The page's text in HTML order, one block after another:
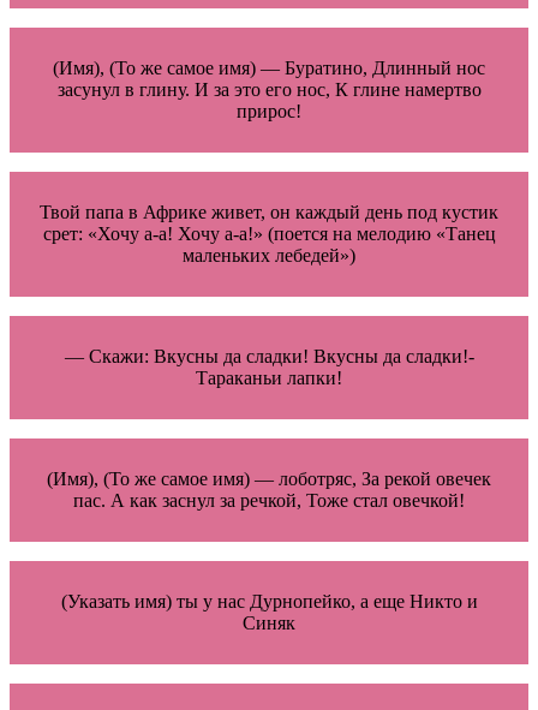
(Имя), (То же самое имя) — Буратино, Длинный нос
засунул в глину. И за это его нос, К глине намертво
прирос!
Твой папа в Африке живет, он каждый день под кустик
срет: «Хочу а-а! Хочу а-а!» (поется на мелодию «Танец
маленьких лебедей»)
— Скажи: Вкусны да сладки! Вкусны да сладки!-
Тараканьи лапки!
(Имя), (То же самое имя) — лоботряс, За рекой овечек
пас. А как заснул за речкой, Тоже стал овечкой!
(Указать имя) ты у нас Дурнопейко, а еще Никто и
Синяк